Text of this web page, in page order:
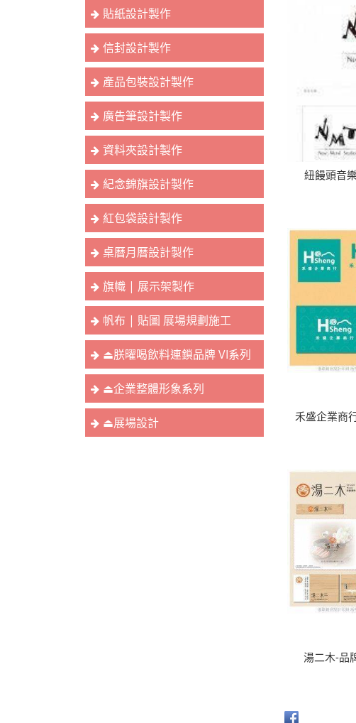
貼紙設計製作
信封設計製作
產品包裝設計製作
廣告筆設計製作
資料夾設計製作
紀念錦旗設計製作
紅包袋設計製作
桌曆月曆設計製作
旗幟 | 展示架製作
帆布 | 貼圖 展場規劃施工
⏏︎朕曜喝飲料連鎖品牌 VI系列
⏏︎企業整體形象系列
⏏︎展場設計
紐饅頭音
禾盛企業商
湯二木-品